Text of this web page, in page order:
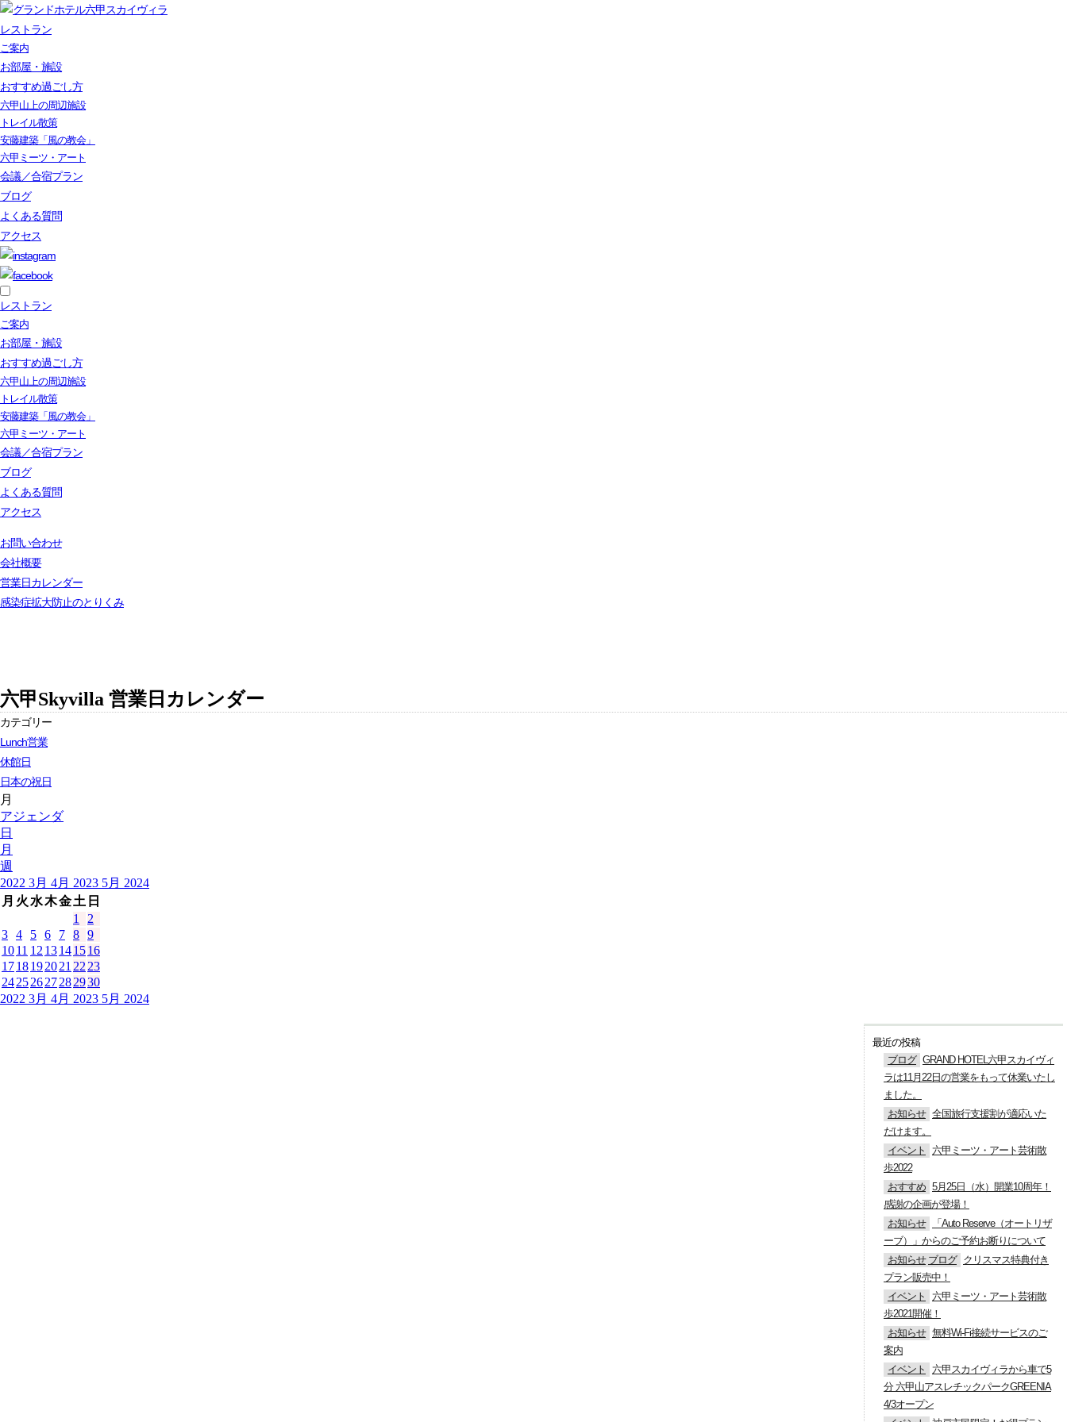
レストラン
ご案内
お部屋・施設
おすすめ過ごし方
六甲山上の周辺施設
トレイル散策
安藤建築「風の教会」
六甲ミーツ・アート
会議／合宿プラン
ブログ
よくある質問
アクセス
レストラン
ご案内
お部屋・施設
おすすめ過ごし方
六甲山上の周辺施設
トレイル散策
安藤建築「風の教会」
六甲ミーツ・アート
会議／合宿プラン
ブログ
よくある質問
アクセス
お問い合わせ
会社概要
営業日カレンダー
感染症拡大防止のとりくみ
六甲Skyvilla 営業日カレンダー
カテゴリー
Lunch営業
休館日
日本の祝日
月
アジェンダ
日
月
週
2022 3月 4月 2023 5月 2024
月 火 水木金土 日
1
2
3 4 5 6 7 8 9
1011 12 13141516
1718192021 22 23
24252627282930
2022 3月 4月 2023 5月 2024
最近の投稿
ブログ GRAND HOTEL六甲スカイヴィ
ラは11月22日の営業をもって休業いたし
ました。
お知らせ 全国旅行支援割が適応いた
だけます。
イベント
六甲ミーツ・アート芸術散
歩2022
おすすめ 5月25日（水）開業10周年！
感謝の企画が登場！
お知らせ
「Auto Reserve（オートリザ
ーブ）」からのご予約お断りについて
お知らせ ブログ
クリスマス特典付き
プラン販売中！
イベント
六甲ミーツ・アート芸術散
歩2021開催！
お知らせ 無料Wi-Fi接続サービスのご
案内
イベント
六甲スカイヴィラから車で5
分 六甲山アスレチックパークGREENIA
4/3オープン